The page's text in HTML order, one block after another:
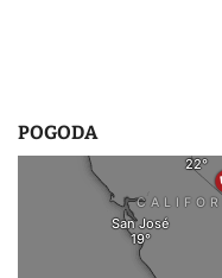
POGODA